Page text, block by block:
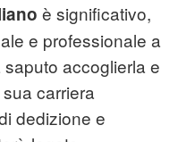
è significativo,
e professionale a
accoglierla e
carriera
dedizione e